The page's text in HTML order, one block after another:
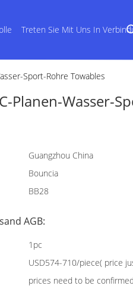
Treten Sie Mit Uns In
Sport-Rohre Towables
Planen-Wasser-
Guangzhou China
Bouncia
BB28
AGB:
1pc
USD574-710/piece( price
prices need to be